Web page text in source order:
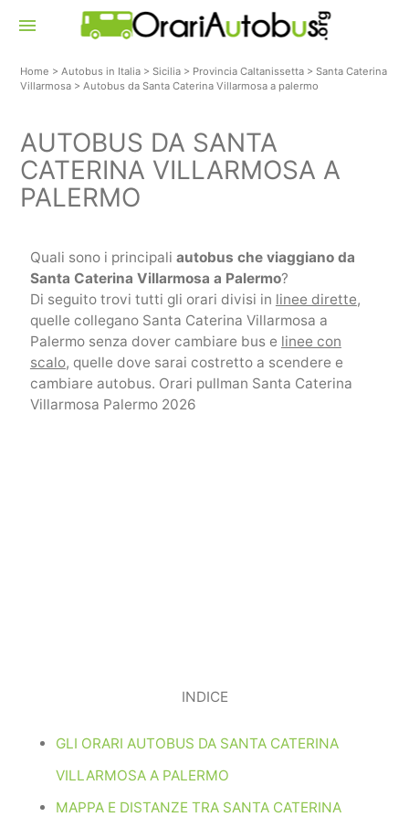
menu
Home >Autobus in Italia >Sicilia > Provincia Caltanissetta >Santa Caterina
Villarmosa >Autobus da Santa Caterina Villarmosa a palermo
AUTOBUS DA SANTA
CATERINA VILLARMOSA A
PALERMO
Quali sono i principali autobus che viaggiano da
Santa Caterina Villarmosa a Palermo?
Di seguito trovi tutti gli orari divisi in linee dirette,
quelle collegano Santa Caterina Villarmosa a
Palermo senza dover cambiare bus e linee con
scalo, quelle dove sarai costretto a scendere e
cambiare autobus. Orari pullman Santa Caterina
Villarmosa Palermo 2026
INDICE
GLI ORARI AUTOBUS DA SANTA CATERINA
VILLARMOSA A PALERMO
MAPPA E DISTANZE TRA SANTA CATERINA